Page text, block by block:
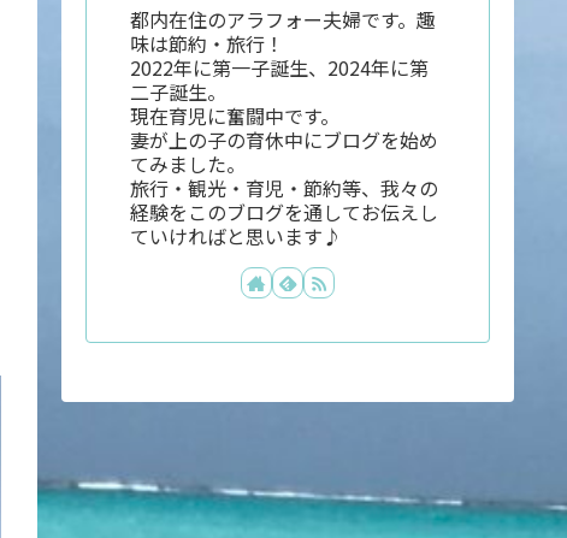
都内在住のアラフォー夫婦です。趣
味は節約・旅行！
2022年に第一子誕生、2024年に第
二子誕生。
現在育児に奮闘中です。
妻が上の子の育休中にブログを始め
てみました。
旅行・観光・育児・節約等、我々の
経験をこのブログを通してお伝えし
ていければと思います♪